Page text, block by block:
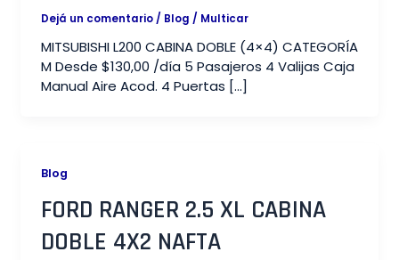
Dejá un comentario / Blog / Multicar
MITSUBISHI L200 CABINA DOBLE (4×4) CATEGORÍA
M Desde $130,00 /día 5 Pasajeros 4 Valijas Caja
Manual Aire Acod. 4 Puertas […]
Blog
FORD RANGER 2.5 XL CABINA
DOBLE 4X2 NAFTA​